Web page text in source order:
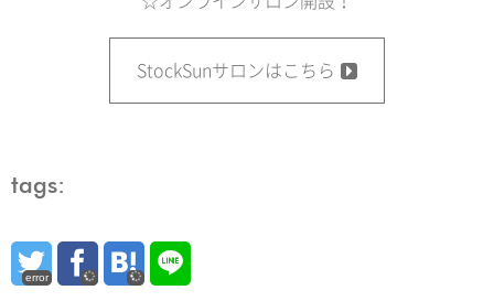
StockSunサロンはこちら
tags:
error